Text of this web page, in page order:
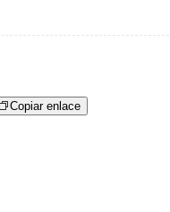
Copiar enlace